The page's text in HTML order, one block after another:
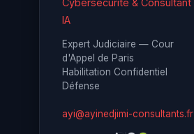
IA
Expert Judiciaire — Cour
d'Appel de Paris
Habilitation Confidentiel
Défense
ayi@ayinedjimi-consultants.fr